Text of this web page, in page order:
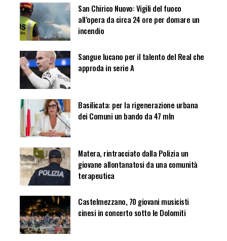
San Chirico Nuovo: Vigili del fuoco
all’opera da circa 24 ore per domare un
incendio
Sangue lucano per il talento del Real che
approda in serie A
Basilicata: per la rigenerazione urbana
dei Comuni un bando da 47 mln
Matera, rintracciato dalla Polizia un
giovane allontanatosi da una comunità
terapeutica
Castelmezzano, 70 giovani musicisti
cinesi in concerto sotto le Dolomiti